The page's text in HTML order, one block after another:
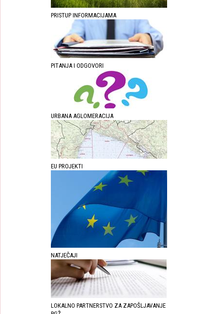
PRISTUP INFORMACIJAMA
PITANJA I ODGOVORI
URBANA AGLOMERACIJA
EU PROJEKTI
NATJEČAJI
LOKALNO PARTNERSTVO ZA ZAPOŠLJAVANJE